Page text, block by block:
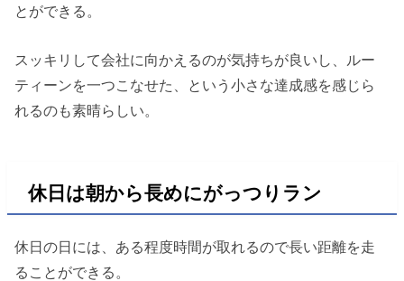
とができる。
スッキリして会社に向かえるのが気持ちが良いし、ルー
ティーンを一つこなせた、という小さな達成感を感じら
れるのも素晴らしい。
休日は朝から長めにがっつりラン
休日の日には、ある程度時間が取れるので長い距離を走
ることができる。